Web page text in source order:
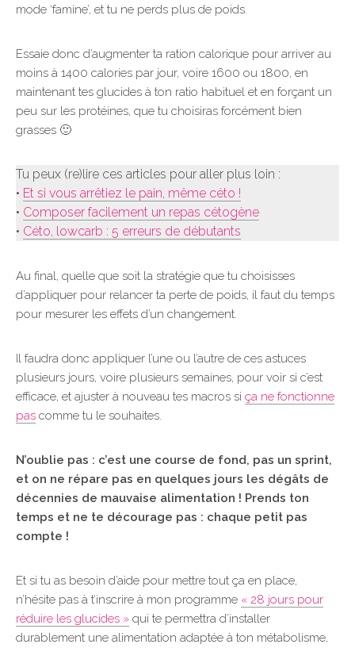
mode ‘famine’, et tu ne perds plus de poids.
Essaie donc d’augmenter ta ration calorique pour arriver au
moins à 1400 calories par jour, voire 1600 ou 1800, en
maintenant tes glucides à ton ratio habituel et en forçant un
peu sur les protéines, que tu choisiras forcément bien
grasses 🙂
Tu peux (re)lire ces articles pour aller plus loin :
• Et si vous arrêtiez le pain, même céto !
• Composer facilement un repas cétogène
• Céto, lowcarb : 5 erreurs de débutants
Au final, quelle que soit la stratégie que tu choisisses
d’appliquer pour relancer ta perte de poids, il faut du temps
pour mesurer les effets d’un changement.
Il faudra donc appliquer l’une ou l’autre de ces astuces
plusieurs jours, voire plusieurs semaines, pour voir si c’est
efficace, et ajuster à nouveau tes macros si ça ne fonctionne
pas comme tu le souhaites.
N’oublie pas : c’est une course de fond, pas un sprint,
et on ne répare pas en quelques jours les dégâts de
décennies de mauvaise alimentation ! Prends ton
temps et ne te décourage pas : chaque petit pas
compte !
Et si tu as besoin d’aide pour mettre tout ça en place,
n’hésite pas à t’inscrire à mon programme « 28 jours pour
réduire les glucides » qui te permettra d’installer
durablement une alimentation adaptée à ton métabolisme,